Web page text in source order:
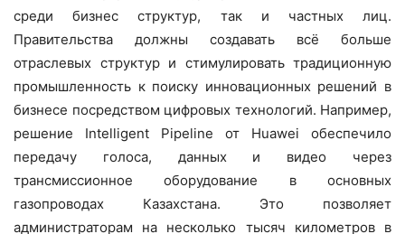
среди бизнес структур, так и частных лиц.
Правительства должны создавать всё больше
отраслевых структур и стимулировать традиционную
промышленность к поиску инновационных решений в
бизнесе посредством цифровых технологий. Например,
решение Intelligent Pipeline от Huawei обеспечило
передачу голоса, данных и видео через
трансмиссионное оборудование в основных
газопроводах Казахстана. Это позволяет
администраторам на несколько тысяч километров в